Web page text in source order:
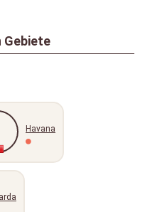
Gebiete
Havana